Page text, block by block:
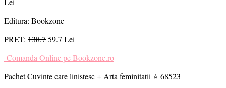
Editura: Bookzone
PRET: 138.759.7 Lei
Comanda Online pe Bookzone.ro
Pachet Cuvinte care linistesc + Arta feminitatii ⭐ 68523